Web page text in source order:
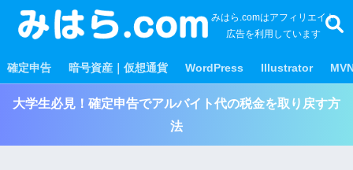
みはら.comはアフィリエイト
広告を利用しています
確定申告 暗号資産｜仮想通貨 WordPress Illustrator
大学生必見！確定申告でアルバイト代の税金を取り戻す方
法